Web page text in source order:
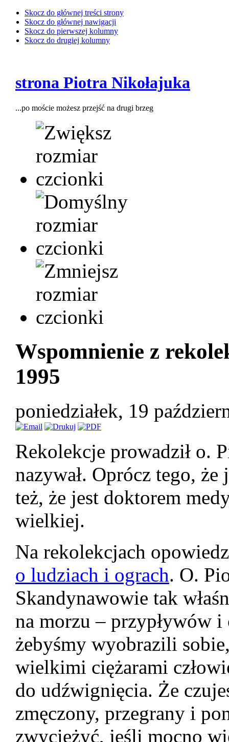
Skocz do głównej treści strony
Skocz do głównej nawigacji
Skocz do pierwszej kolumny
Skocz do drugiej kolumny
strona Piotra Nikołajuka
...po moście możesz przejść na drugi brzeg
Wspomnienie z
1995
poniedziałek, 19
Rekolekcje prowadził o.
nazywał. Oprócz tego, że
też, że jest doktorem
wielkiej.
Na rekolekcjach
o ludziach i ograch. O.
Skandynawowie tak
na morzu – przypływów i
żebyśmy wyobrazili
wielkimi ciężarami
do udźwignięcia. Że
zmęczony, przegrany i
zwyciężyć, jeśli mocno